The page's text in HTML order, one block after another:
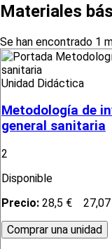
Materiales
Se han encontrado 1
Unidad Didáctica
Metodología de
general sanitaria
2
Disponible
Precio: 28,5 €